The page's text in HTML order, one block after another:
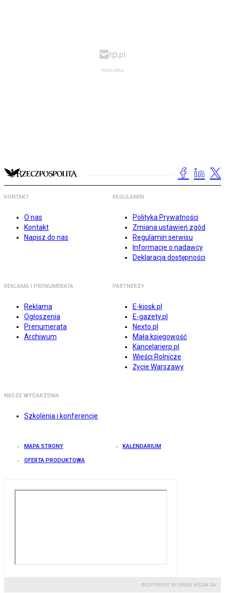
KONTAKT
O nas
Kontakt
Napisz do nas
REGULAMIN
Polityka Prywatności
Zmiana ustawień zgód
Regulamin serwisu
Informacje o nadawcy
Deklaracja dostępności
REKLAMA I PRENUMERATA
Reklama
Ogłoszenia
Prenumerata
Archiwum
PARTNERZY
E-kiosk.pl
E-gazety.pl
Nexto.pl
Mała księgowość
Kancelarierp.pl
Wieści Rolnicze
Życie Warszawy
NASZE WYDARZENIA
Szkolenia i konferencje
MAPA STRONY KALENDARIUM
OFERTA PRODUKTOWA
© COPYRIGHT BY GREMI MEDIA SA